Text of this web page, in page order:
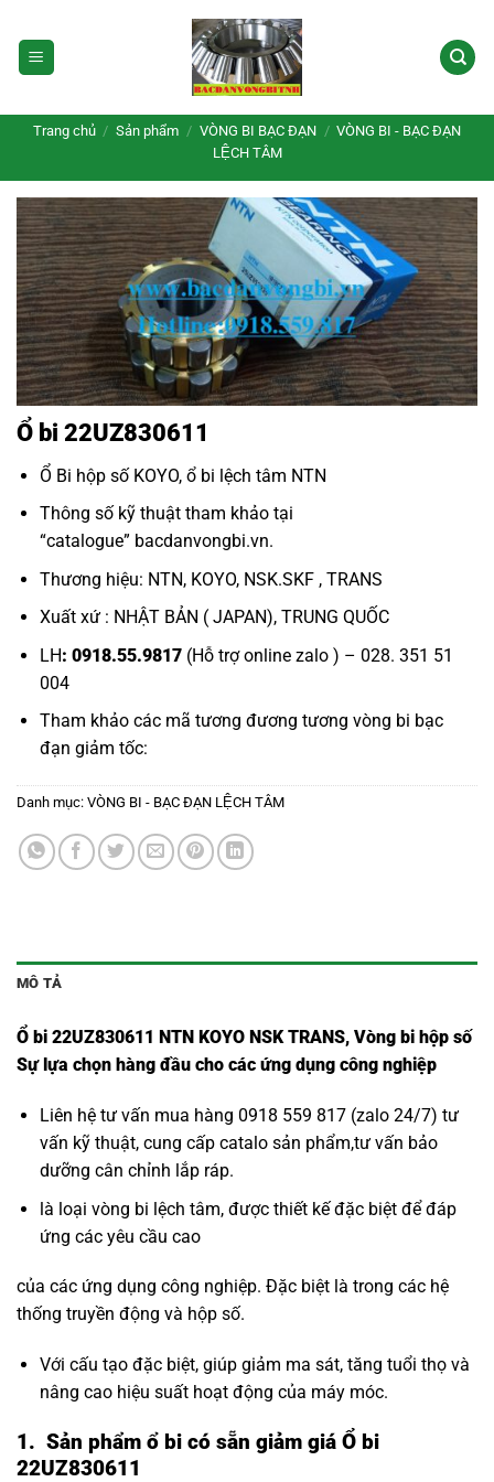
qua
nội
Trang chủ / Sản phẩm / VÒNG BI BẠC ĐẠN / VÒNG BI - BẠC ĐẠN
LỆCH TÂM
Ổ bi 22UZ830611
Ổ Bi hộp số KOYO, ổ bi lệch tâm NTN
Thông số kỹ thuật tham khảo tại
“catalogue” bacdanvongbi.vn.
Thương hiệu: NTN, KOYO, NSK.SKF , TRANS
Xuất xứ : NHẬT BẢN ( JAPAN), TRUNG QUỐC
LH: 0918.55.9817(Hỗ trợ online zalo ) – 028. 351 51
004
Tham khảo các mã tương đương tương vòng bi bạc
đạn giảm tốc:
Danh mục: VÒNG BI - BẠC ĐẠN LỆCH TÂM
MÔ TẢ
Ổ bi 22UZ830611 NTN KOYO NSK TRANS, Vòng bi hộp số
Sự lựa chọn hàng đầu cho các ứng dụng công nghiệp
Liên hệ tư vấn mua hàng 0918 559 817 (zalo 24/7) tư
vấn kỹ thuật, cung cấp catalo sản phẩm,tư vấn bảo
dưỡng cân chỉnh lắp ráp.
là loại vòng bi lệch tâm, được thiết kế đặc biệt để đáp
ứng các yêu cầu cao
của các ứng dụng công nghiệp. Đặc biệt là trong các hệ
thống truyền động và hộp số.
Với cấu tạo đặc biệt, giúp giảm ma sát, tăng tuổi thọ và
nâng cao hiệu suất hoạt động của máy móc.
1. Sản phẩm ổ bi có sẵn giảm giá Ổ bi
22UZ830611